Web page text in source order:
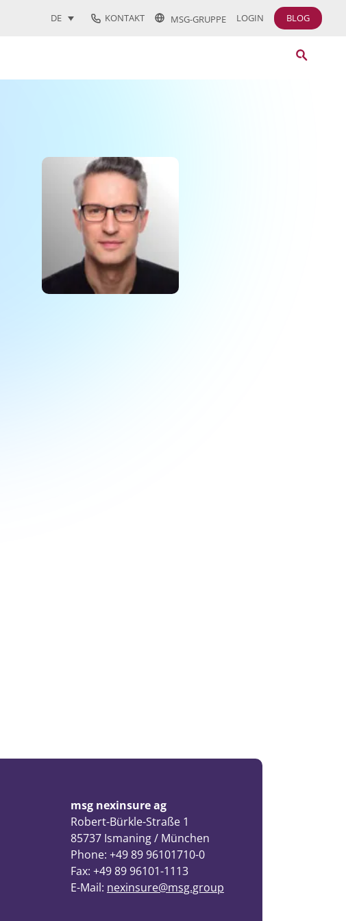
DE KONTAKT MSG-GRUPPE LOGIN BLOG
msg nexinsure ag
Robert-Bürkle-Straße 1
85737 Ismaning / München
Phone: +49 89 96101710-0
Fax: +49 89 96101-1113
E-Mail: nexinsure@msg.group